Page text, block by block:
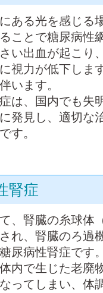
ある光を感じる
ことで糖尿病性
い出血が起こり
視力が低下しま
います。
は、国内でも失
発見し、適切な
す。
腎症
、腎臓の糸球体
れ、腎臓のろ過
尿病性腎症です
内で生じた老廃
ってしまい、体